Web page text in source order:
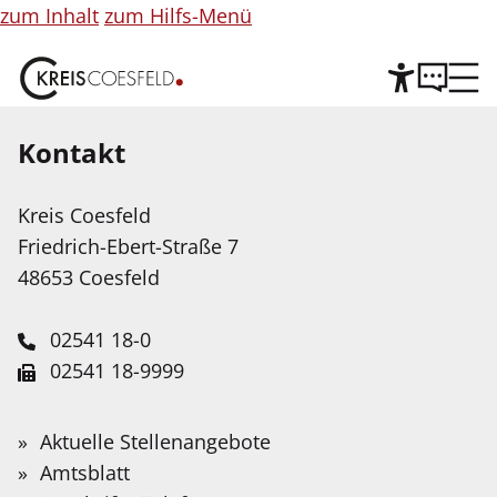
zum Inhalt zum Hilfs-Menü
Copyright
©
Service-Portal
Öffentliche Zustellungen
Hilfe
Leichte Sprache
Wir stellen Inhalte unserer Web-Seite in Leichter
Hilfe Künstlicher Intelligenz weiter ausgebaut.
Gebärdensprache
Kontakt
Kreis Coesfeld
Friedrich-Ebert-Straße 7
48653 Coesfeld
02541 18-0
02541 18-9999
info@kreis-coesfeld.de
Kontaktformular
Suche
Wonach
suchen
Aktuelle Stellenangebote
Amtsblatt